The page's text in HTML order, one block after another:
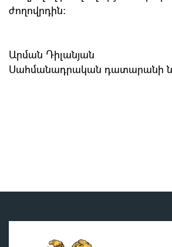
ժողովրդին:
Արման Դիլանյան
Սահմանադրական դատարանի